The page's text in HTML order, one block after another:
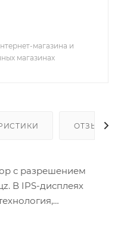
магазина и
магазинах
ОТЗЫВЫ
с разрешением
В IPS-дисплеях